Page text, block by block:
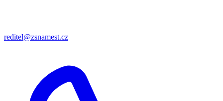
reditel@zsnamest.cz